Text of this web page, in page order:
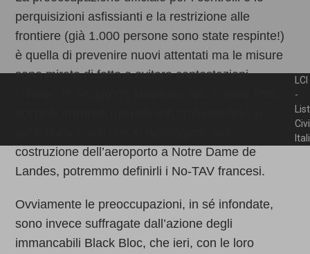
perquisizioni asfissianti e la restrizione alle
frontiere (già 1.000 persone sono state respinte!)
è quella di prevenire nuovi attentati ma le misure
sono mirate di fatto a evitare contestazioni
costruzione dell’aeroporto a Notre Dame de
Landes, potremmo definirli i No-TAV francesi.
Ovviamente le preoccupazioni, in sé infondate,
sono invece suffragate dall’azione degli
immancabili Black Bloc, che ieri, con le loro
LCI
-